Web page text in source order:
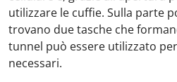
utilizzare le cuffie. Sulla parte
trovano due tasche che
tunnel può essere utilizzato
necessari.